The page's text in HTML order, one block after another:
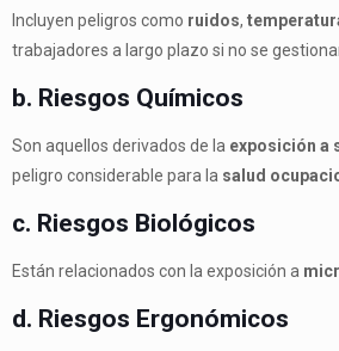
Incluyen peligros como ruidos,
trabajadores a largo plazo si no se
b. Riesgos Químicos
Son aquellos derivados de la exposición a
peligro considerable para la salud
c. Riesgos Biológicos
Están relacionados con la exposición a
d. Riesgos Ergonómicos